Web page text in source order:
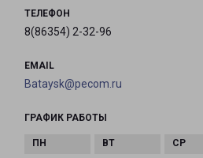
ТЕЛЕФОН
8(86354) 2-32-96
EMAIL
Bataysk@pecom.ru
ГРАФИК РАБОТЫ